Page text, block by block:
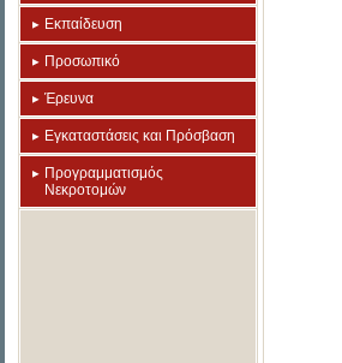
Εκπαίδευση
Προσωπικό
Έρευνα
Εγκαταστάσεις και Πρόσβαση
Προγραμματισμός
Νεκροτομών